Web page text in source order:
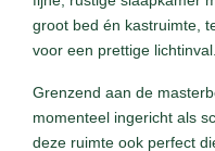
groot bed én kastruimte,
voor een prettige lichtinval.
Grenzend aan de
momenteel ingericht als
deze ruimte ook perfect